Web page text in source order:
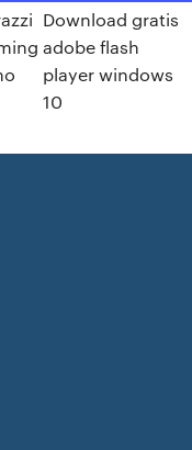
Download gratis
adobe flash
player windows
10